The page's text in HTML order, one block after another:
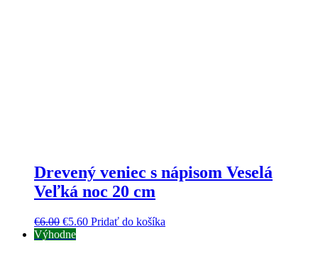
Drevený veniec s nápisom Veselá
Veľká noc 20 cm
€6.00 €5.60 Pridať do košíka
Výhodne